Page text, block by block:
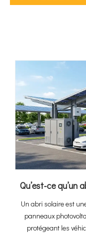
Un abri solaire est
panneaux
protégeant les